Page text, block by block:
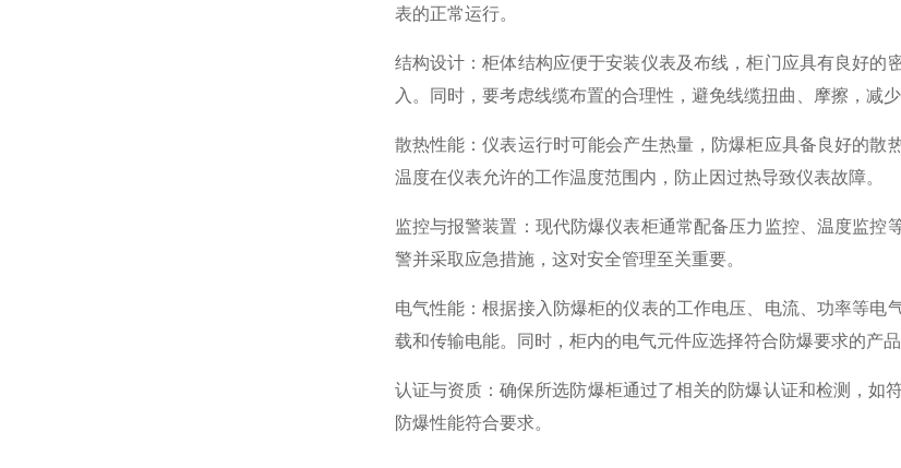
表的正常运行。
结构设计 ：柜体结构应便于安装仪表及布线，柜门应具有良好
入。同时，要考虑线缆布置的合理性，避免线缆扭曲、摩擦，减少
散热性能 ：仪表运行时可能会产生热量，防爆柜应具备良好的
温度在仪表允许的工作温度范围内，防止因过热导致仪表故障。
监控与报警装置 ：现代防爆仪表柜通常配备压力监控、温度监
警并采取应急措施，这对安全管理至关重要。
电气性能 ：根据接入防爆柜的仪表的工作电压、电流、功率等
载和传输电能。同时，柜内的电气元件应选择符合防爆要求的产
认证与资质：确保所选防爆柜通过了相关的防爆认证和检测，如
防爆性能符合要求。